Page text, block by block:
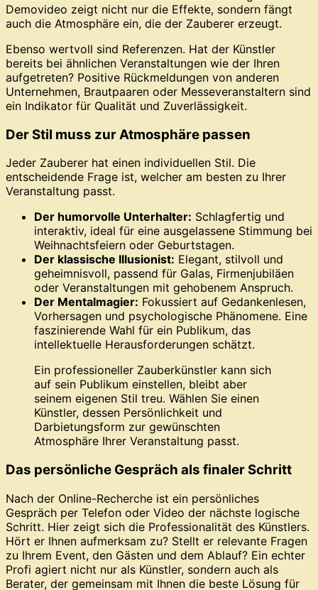
Demovideo zeigt nicht nur die Effekte, sondern fängt
auch die Atmosphäre ein, die der Zauberer erzeugt.
Ebenso wertvoll sind Referenzen. Hat der Künstler
bereits bei ähnlichen Veranstaltungen wie der Ihren
aufgetreten? Positive Rückmeldungen von anderen
Unternehmen, Brautpaaren oder Messeveranstaltern sind
ein Indikator für Qualität und Zuverlässigkeit.
Der Stil muss zur Atmosphäre passen
Jeder Zauberer hat einen individuellen Stil. Die
entscheidende Frage ist, welcher am besten zu Ihrer
Veranstaltung passt.
Der humorvolle Unterhalter: Schlagfertig und
interaktiv, ideal für eine ausgelassene Stimmung bei
Weihnachtsfeiern oder Geburtstagen.
Der klassische Illusionist: Elegant, stilvoll und
geheimnisvoll, passend für Galas, Firmenjubiläen
oder Veranstaltungen mit gehobenem Anspruch.
Der Mentalmagier: Fokussiert auf Gedankenlesen,
Vorhersagen und psychologische Phänomene. Eine
faszinierende Wahl für ein Publikum, das
intellektuelle Herausforderungen schätzt.
Ein professioneller Zauberkünstler kann sich
auf sein Publikum einstellen, bleibt aber
seinem eigenen Stil treu. Wählen Sie einen
Künstler, dessen Persönlichkeit und
Darbietungsform zur gewünschten
Atmosphäre Ihrer Veranstaltung passt.
Das persönliche Gespräch als finaler Schritt
Nach der Online-Recherche ist ein persönliches
Gespräch per Telefon oder Video der nächste logische
Schritt. Hier zeigt sich die Professionalität des Künstlers.
Hört er Ihnen aufmerksam zu? Stellt er relevante Fragen
zu Ihrem Event, den Gästen und dem Ablauf? Ein echter
Profi agiert nicht nur als Künstler, sondern auch als
Berater, der gemeinsam mit Ihnen die beste Lösung für